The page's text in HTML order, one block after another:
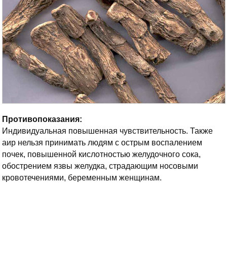
Противопоказания:
Индивидуальная повышенная чувствительность. Также
аир нельзя принимать людям с острым воспалением
почек, повышенной кислотностью желудочного сока,
обострением язвы желудка, страдающим носовыми
кровотечениями, беременным женщинам.